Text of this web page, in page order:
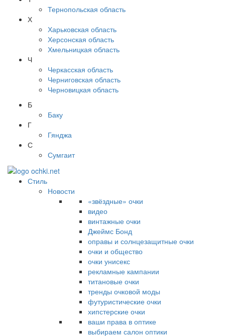
Тернопольская область
Х
Харьковская область
Херсонская область
Хмельницкая область
Ч
Черкасская область
Черниговская область
Черновицкая область
Б
Баку
Г
Гянджа
С
Сумгаит
Стиль
Новости
«звёздные» очки
видео
винтажные очки
Джеймс Бонд
оправы и солнцезащитные очки
очки и общество
очки унисекс
рекламные кампании
титановые очки
тренды очковой моды
футуристические очки
хипстерские очки
ваши права в оптике
выбираем салон оптики